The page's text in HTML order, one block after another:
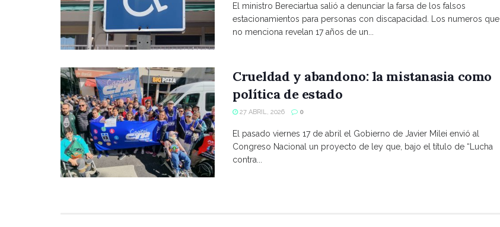
El ministro Bereciartua salió a denunciar la farsa de los falsos
estacionamientos para personas con discapacidad. Los numeros que
no menciona revelan 17 años de un...
Crueldad y abandono: la mistanasia como
política de estado
27 ABRIL, 2026 0
El pasado viernes 17 de abril el Gobierno de Javier Milei envió al
Congreso Nacional un proyecto de ley que, bajo el título de “Lucha
contra...